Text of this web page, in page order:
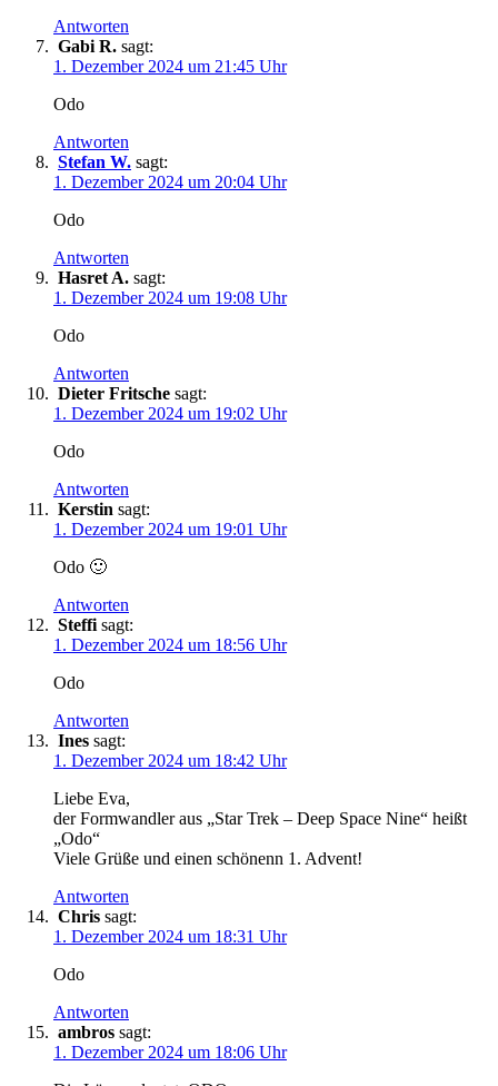
Antworten
Gabi R. sagt:
1. Dezember 2024 um 21:45 Uhr
Odo
Antworten
Stefan W. sagt:
1. Dezember 2024 um 20:04 Uhr
Odo
Antworten
Hasret A. sagt:
1. Dezember 2024 um 19:08 Uhr
Odo
Antworten
Dieter Fritsche sagt:
1. Dezember 2024 um 19:02 Uhr
Odo
Antworten
Kerstin sagt:
1. Dezember 2024 um 19:01 Uhr
Odo 🙂
Antworten
Steffi sagt:
1. Dezember 2024 um 18:56 Uhr
Odo
Antworten
Ines sagt:
1. Dezember 2024 um 18:42 Uhr
Liebe Eva,
der Formwandler aus „Star Trek – Deep Space Nine“ heißt
„Odo“
Viele Grüße und einen schönenn 1. Advent!
Antworten
Chris sagt:
1. Dezember 2024 um 18:31 Uhr
Odo
Antworten
ambros sagt:
1. Dezember 2024 um 18:06 Uhr